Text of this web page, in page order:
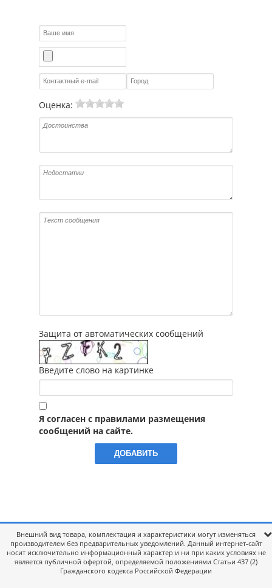
Оценка:
Защита от автоматических сообщений
Введите слово на картинке
Я согласен с правилами размещения
сообщений на сайте.
Внешний вид товара, комплектация и характеристики могут изменяться
производителем без предварительных уведомлений. Данный интернет-сайт
носит исключительно информационный характер и ни при каких условиях не
является публичной офертой, определяемой положениями Статьи 437 (2)
Гражданского кодекса Российской Федерации